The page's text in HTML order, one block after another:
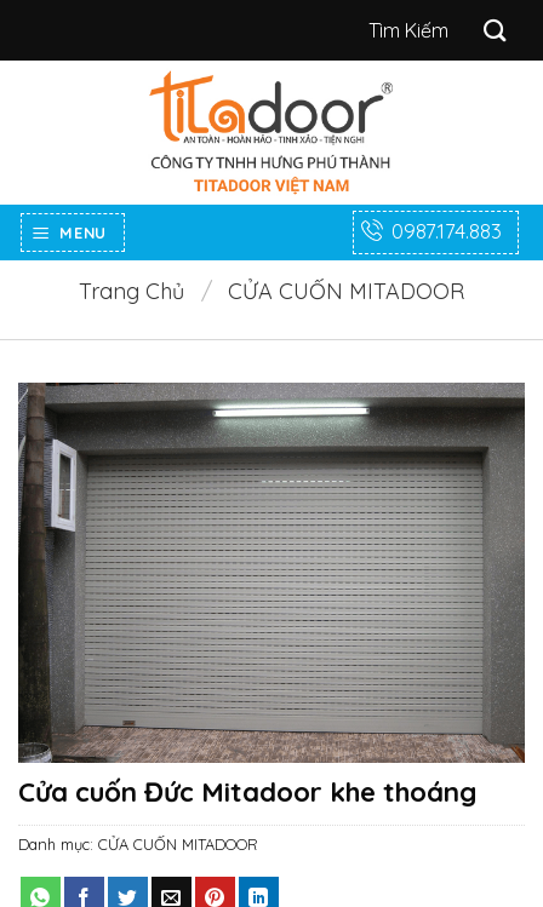
Tìm
MENU 0987.174.883
Trang Chủ / CỬA CUỐN MITADOOR
Cửa cuốn Đức Mitadoor khe thoáng
Danh mục: CỬA CUỐN MITADOOR